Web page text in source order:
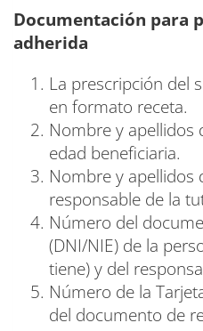
Documentación para
adherida
La prescripción del
en formato receta.
Nombre y apellidos
edad beneficiaria.
Nombre y
responsable de la
Número del
(DNI/NIE) de la
tiene) y del
Número de la
del documento de